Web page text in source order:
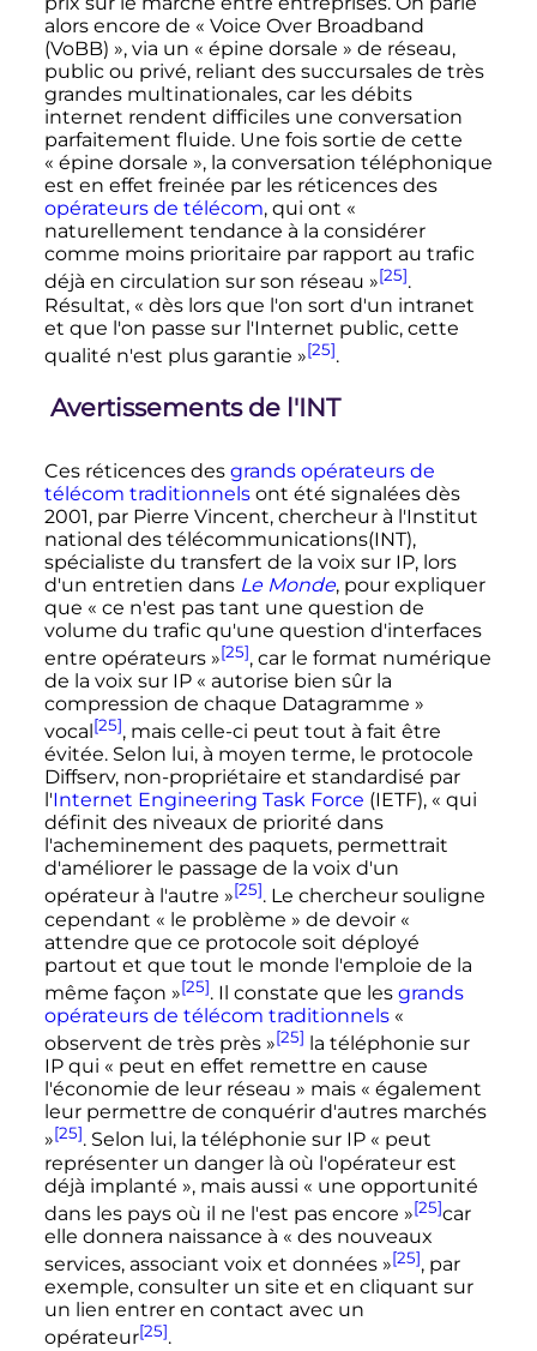
alors encore de « Voice Over Broadband
(VoBB) », via un « épine dorsale » de réseau,
public ou privé, reliant des succursales de très
grandes multinationales, car les débits
internet rendent difficiles une conversation
parfaitement fluide. Une fois sortie de cette
« épine dorsale », la conversation téléphonique
est en effet freinée par les réticences des
opérateurs de télécom, qui ont «
naturellement tendance à la considérer
comme moins prioritaire par rapport au trafic
déjà en circulation sur son réseau »[25].
Résultat, « dès lors que l'on sort d'un intranet
et que l'on passe sur l'Internet public, cette
qualité n'est plus garantie »[25].
Avertissements de l'INT
Ces réticences des grands opérateurs de
télécom traditionnelsont été signalées dès
2001, par Pierre Vincent, chercheur à l'Institut
national des télécommunications(INT),
spécialiste du transfert de la voix sur IP, lors
d'un entretien dans Le Monde, pour expliquer
que « ce n'est pas tant une question de
volume du trafic qu'une question d'interfaces
entre opérateurs »[25], car le format numérique
de la voix sur IP « autorise bien sûr la
compression de chaque Datagramme »
vocal [25], mais celle-ci peut tout à fait être
évitée. Selon lui, à moyen terme, le protocole
Diffserv, non-propriétaire et standardisé par
l'Internet Engineering Task Force (IETF), « qui
définit des niveaux de priorité dans
l'acheminement des paquets, permettrait
d'améliorer le passage de la voix d'un
opérateur à l'autre »[25]. Le chercheur souligne
cependant « le problème » de devoir «
attendre que ce protocole soit déployé
partout et que tout le monde l'emploie de la
même façon »[25]. Il constate que les grands
opérateurs de télécom traditionnels «
observent de très près »[25]
la téléphonie sur
IP qui « peut en effet remettre en cause
l'économie de leur réseau » mais « également
leur permettre de conquérir d'autres marchés
»[25]. Selon lui, la téléphonie sur IP « peut
représenter un danger là où l'opérateur est
déjà implanté », mais aussi « une opportunité
dans les pays où il ne l'est pas encore »[25]car
elle donnera naissance à « des nouveaux
services, associant voix et données »[25], par
exemple, consulter un site et en cliquant sur
un lien entrer en contact avec un
opérateur[25].